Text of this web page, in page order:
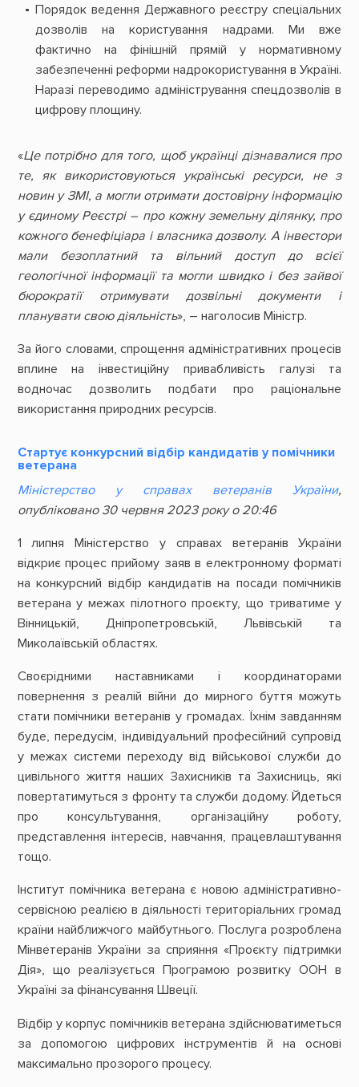
Порядок ведення Державного реєстру спеціальних
дозволів на користування надрами. Ми вже
фактично на фінішній прямій у нормативному
забезпеченні реформи надрокористування в Україні.
Наразі переводимо адміністрування спецдозволів в
цифрову площину.
«Це потрібно для того, щоб українці дізнавалися про
те, як використовуються українські ресурси, не з
новин у ЗМІ, а могли отримати достовірну інформацію
у єдиному Реєстрі – про кожну земельну ділянку, про
кожного бенефіціара і власника дозволу. А інвестори
мали безоплатний та вільний доступ до всієї
геологічної інформації та могли швидко і без зайвої
бюрократії отримувати дозвільні документи і
планувати свою діяльність», – наголосив Міністр.
За його словами, спрощення адміністративних процесів
вплине на інвестиційну привабливість галузі та
водночас дозволить подбати про раціональне
використання природних ресурсів.
Стартує конкурсний відбір кандидатів у помічники
ветерана
Міністерство у справах ветеранів України,
опубліковано 30 червня 2023 року о 20:46
1 липня Міністерство у справах ветеранів України
відкриє процес прийому заяв в електронному форматі
на конкурсний відбір кандидатів на посади помічників
ветерана у межах пілотного проєкту, що триватиме у
Вінницькій, Дніпропетровській, Львівській та
Миколаївській областях.
Своєрідними наставниками і координаторами
повернення з реалій війни до мирного буття можуть
стати помічники ветеранів у громадах. Їхнім завданням
буде, передусім, індивідуальний професійний супровід
у межах системи переходу від військової служби до
цивільного життя наших Захисників та Захисниць, які
повертатимуться з фронту та служби додому. Йдеться
про консультування, організаційну роботу,
представлення інтересів, навчання, працевлаштування
тощо.
Інститут помічника ветерана є новою адміністративно-
сервісною реалією в діяльності територіальних громад
країни найближчого майбутнього. Послуга розроблена
Мінветеранів України за сприяння «Проєкту підтримки
Дія», що реалізується Програмою розвитку ООН в
Україні за фінансування Швеції.
Відбір у корпус помічників ветерана здійснюватиметься
за допомогою цифрових інструментів й на основі
максимально прозорого процесу.